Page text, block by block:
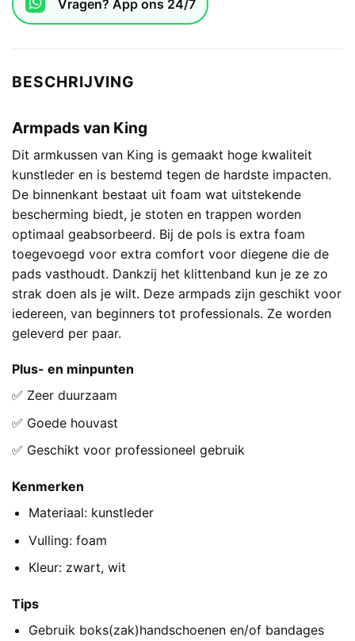
Vragen? App ons 24/7
BESCHRIJVING
Armpads van King
Dit armkussen van King is gemaakt hoge kwaliteit
kunstleder en is bestemd tegen de hardste impacten.
De binnenkant bestaat uit foam wat uitstekende
bescherming biedt, je stoten en trappen worden
optimaal geabsorbeerd. Bij de pols is extra foam
toegevoegd voor extra comfort voor diegene die de
pads vasthoudt. Dankzij het klittenband kun je ze zo
strak doen als je wilt. Deze armpads zijn geschikt voor
iedereen, van beginners tot professionals. Ze worden
geleverd per paar.
Plus- en minpunten
✅ Zeer duurzaam
✅ Goede houvast
✅ Geschikt voor professioneel gebruik
Kenmerken
Materiaal: kunstleder
Vulling: foam
Kleur: zwart, wit
Tips
Gebruik boks(zak)handschoenen en/of bandages